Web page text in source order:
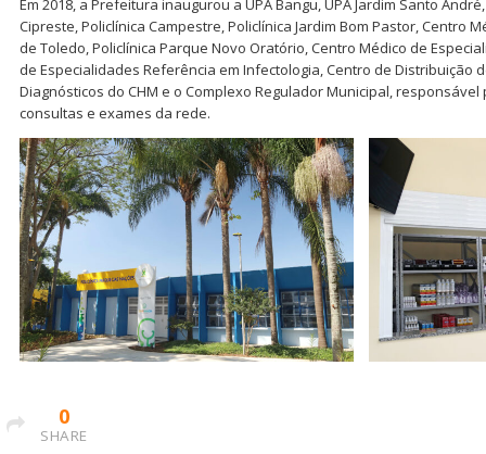
Em 2018, a Prefeitura inaugurou a UPA Bangu, UPA Jardim Santo
Cipreste, Policlínica Campestre, Policlínica Jardim Bom Pastor, Centro
de Toledo, Policlínica Parque Novo Oratório, Centro Médico de
de Especialidades Referência em Infectologia, Centro de Distribuição
Diagnósticos do CHM e o Complexo Regulador Municipal,
consultas e exames da rede.
0
SHARE